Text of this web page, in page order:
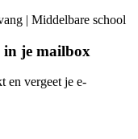
| Middelbare school
in je mailbox
en vergeet je e-